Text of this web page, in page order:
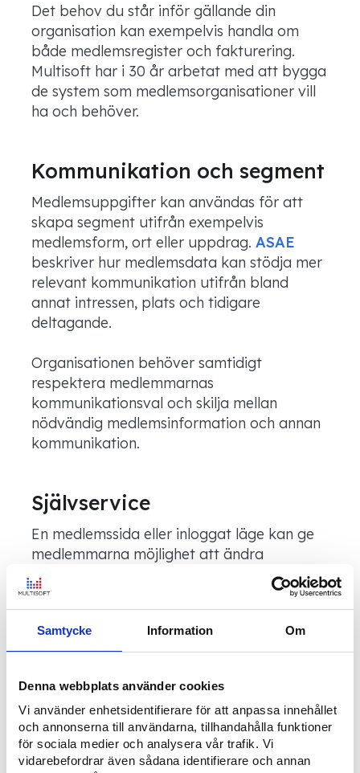
Samtycke Information Om
Denna webbplats använder cookies
Vi använder enhetsidentifierare för att anpassa innehållet
och annonserna till användarna, tillhandahålla funktioner
för sociala medier och analysera vår trafik. Vi
vidarebefordrar även sådana identifierare och annan
Det behov du står inför gällande din
organisation kan exempelvis handla om
både medlemsregister och fakturering.
Multisoft har i 30 år arbetat med att bygga
de system som medlemsorganisationer vill
ha och behöver.
Kommunikation och segment
Medlemsuppgifter kan användas för att
skapa segment utifrån exempelvis
medlemsform, ort eller uppdrag.ASAE
beskriver hur medlemsdata kan stödja mer
relevant kommunikation utifrån bland
annat intressen, plats och tidigare
deltagande.
Organisationen behöver samtidigt
respektera medlemmarnas
kommunikationsval och skilja mellan
nödvändig medlemsinformation och annan
kommunikation.
Självservice
En medlemssida eller inloggat läge kan ge
medlemmarna möjlighet att ändra
kontaktuppgifter, se betalningar eller
hantera delar av sitt medlemskap.
Självservice kan minska kansliets arbete,
men behöver anpassas efter olika roller. En
lokal administratör har sällan samma
behov eller behörigheter.